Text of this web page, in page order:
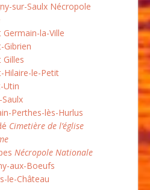
sur-Saulx Nécropole
Germain-la-Ville
Gibrien
Gilles
Hilaire-le-Petit
Utin
Perthes-lès-Hurlus
Cimetière de l’église
Nécropole Nationale
aux-Boeufs
le-Château